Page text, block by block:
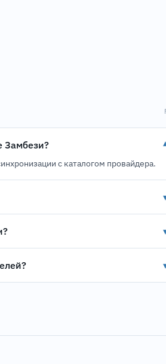
Замбези?
с каталогом провайдера.